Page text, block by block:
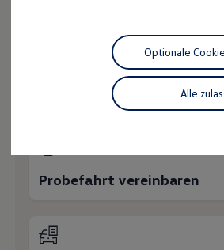
Lifestyle Shop
T-Roc Kollektion
Golf Kollektion
ID. Kollektion
Volkswagen Kollektion
R-Kollektion
Besitzer und Service
Wie
Ihnen
Probefahrt vereinbaren
Alle
Optionale